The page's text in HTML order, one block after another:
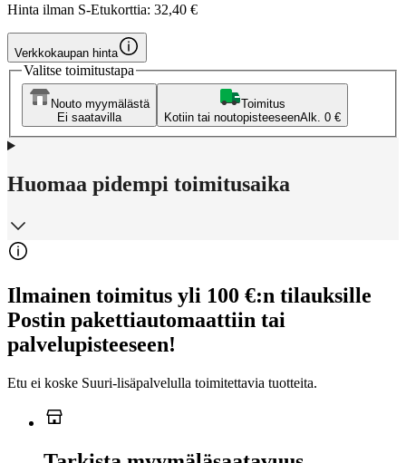
Hinta ilman S-Etukorttia: 32,40 €
Verkkokaupan hinta
Valitse toimitustapa
Nouto myymälästä
Ei saatavilla
Toimitus
Kotiin tai noutopisteeseenAlk. 0 €
Huomaa pidempi toimitusaika
Ilmainen toimitus yli 100 €:n tilauksille
Postin pakettiautomaattiin tai
palvelupisteeseen!
Etu ei koske Suuri‑lisäpalvelulla toimitettavia tuotteita.